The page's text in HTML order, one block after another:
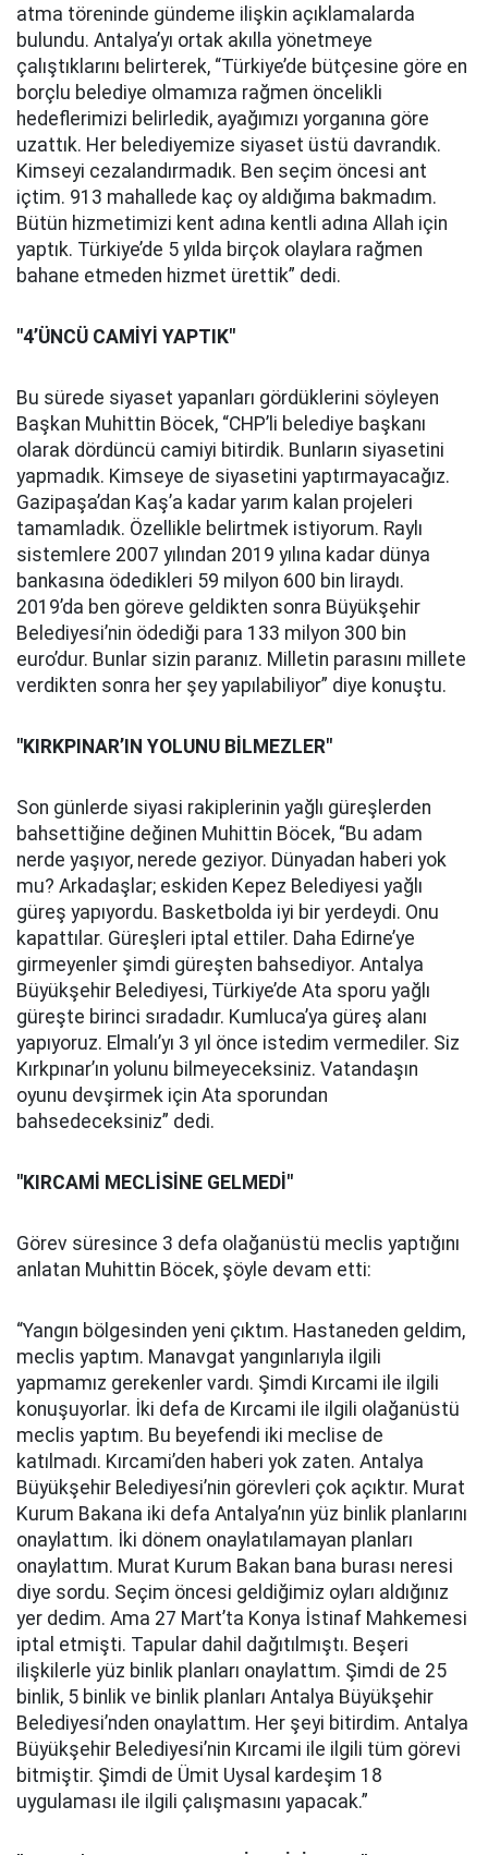
atma töreninde gündeme ilişkin açıklamalarda
bulundu. Antalya’yı ortak akılla yönetmeye
çalıştıklarını belirterek, “Türkiye’de bütçesine göre en
borçlu belediye olmamıza rağmen öncelikli
hedeflerimizi belirledik, ayağımızı yorganına göre
uzattık. Her belediyemize siyaset üstü davrandık.
Kimseyi cezalandırmadık. Ben seçim öncesi ant
içtim. 913 mahallede kaç oy aldığıma bakmadım.
Bütün hizmetimizi kent adına kentli adına Allah için
yaptık. Türkiye’de 5 yılda birçok olaylara rağmen
bahane etmeden hizmet ürettik” dedi.
"4’ÜNCÜ CAMİYİ YAPTIK"
Bu sürede siyaset yapanları gördüklerini söyleyen
Başkan Muhittin Böcek, “CHP’li belediye başkanı
olarak dördüncü camiyi bitirdik. Bunların siyasetini
yapmadık. Kimseye de siyasetini yaptırmayacağız.
Gazipaşa’dan Kaş’a kadar yarım kalan projeleri
tamamladık. Özellikle belirtmek istiyorum. Raylı
sistemlere 2007 yılından 2019 yılına kadar dünya
bankasına ödedikleri 59 milyon 600 bin liraydı.
2019’da ben göreve geldikten sonra Büyükşehir
Belediyesi’nin ödediği para 133 milyon 300 bin
euro’dur. Bunlar sizin paranız. Milletin parasını millete
verdikten sonra her şey yapılabiliyor” diye konuştu.
"KIRKPINAR’IN YOLUNU BİLMEZLER"
Son günlerde siyasi rakiplerinin yağlı güreşlerden
bahsettiğine değinen Muhittin Böcek, “Bu adam
nerde yaşıyor, nerede geziyor. Dünyadan haberi yok
mu? Arkadaşlar; eskiden Kepez Belediyesi yağlı
güreş yapıyordu. Basketbolda iyi bir yerdeydi. Onu
kapattılar. Güreşleri iptal ettiler. Daha Edirne’ye
girmeyenler şimdi güreşten bahsediyor. Antalya
Büyükşehir Belediyesi, Türkiye’de Ata sporu yağlı
güreşte birinci sıradadır. Kumluca’ya güreş alanı
yapıyoruz. Elmalı’yı 3 yıl önce istedim vermediler. Siz
Kırkpınar’ın yolunu bilmeyeceksiniz. Vatandaşın
oyunu devşirmek için Ata sporundan
bahsedeceksiniz” dedi.
"KIRCAMİ MECLİSİNE GELMEDİ"
Görev süresince 3 defa olağanüstü meclis yaptığını
anlatan Muhittin Böcek, şöyle devam etti:
“Yangın bölgesinden yeni çıktım. Hastaneden geldim,
meclis yaptım. Manavgat yangınlarıyla ilgili
yapmamız gerekenler vardı. Şimdi Kırcami ile ilgili
konuşuyorlar. İki defa de Kırcami ile ilgili olağanüstü
meclis yaptım. Bu beyefendi iki meclise de
katılmadı. Kırcami’den haberi yok zaten. Antalya
Büyükşehir Belediyesi’nin görevleri çok açıktır. Murat
Kurum Bakana iki defa Antalya’nın yüz binlik planlarını
onaylattım. İki dönem onaylatılamayan planları
onaylattım. Murat Kurum Bakan bana burası neresi
diye sordu. Seçim öncesi geldiğimiz oyları aldığınız
yer dedim. Ama 27 Mart’ta Konya İstinaf Mahkemesi
iptal etmişti. Tapular dahil dağıtılmıştı. Beşeri
ilişkilerle yüz binlik planları onaylattım. Şimdi de 25
binlik, 5 binlik ve binlik planları Antalya Büyükşehir
Belediyesi’nden onaylattım. Her şeyi bitirdim. Antalya
Büyükşehir Belediyesi’nin Kırcami ile ilgili tüm görevi
bitmiştir. Şimdi de Ümit Uysal kardeşim 18
uygulaması ile ilgili çalışmasını yapacak.”